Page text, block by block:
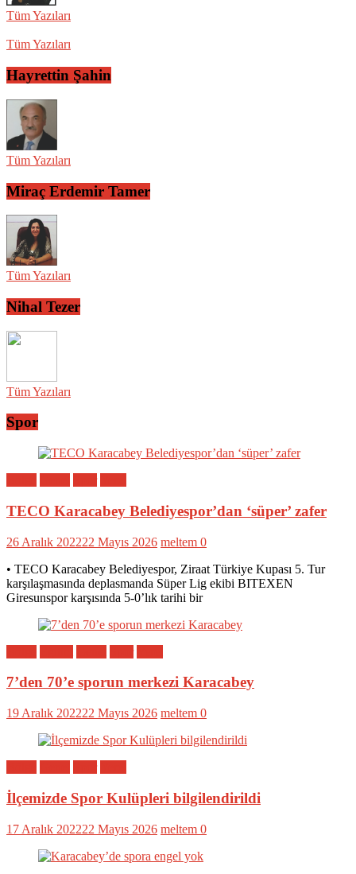
Tüm Yazıları
Tüm Yazıları
Hayrettin Şahin
Tüm Yazıları
Miraç Erdemir Tamer
Tüm Yazıları
Nihal Tezer
Tüm Yazıları
Spor
TECO Karacabey Belediyespor’dan ‘süper’ zafer
26 Aralık 202222 Mayıs 2026 meltem 0
• TECO Karacabey Belediyespor, Ziraat Türkiye Kupası 5. Tur
karşılaşmasında deplasmanda Süper Lig ekibi BITEXEN
Giresunspor karşısında 5-0’lık tarihi bir
7’den 70’e sporun merkezi Karacabey
19 Aralık 202222 Mayıs 2026 meltem 0
İlçemizde Spor Kulüpleri bilgilendirildi
17 Aralık 202222 Mayıs 2026 meltem 0